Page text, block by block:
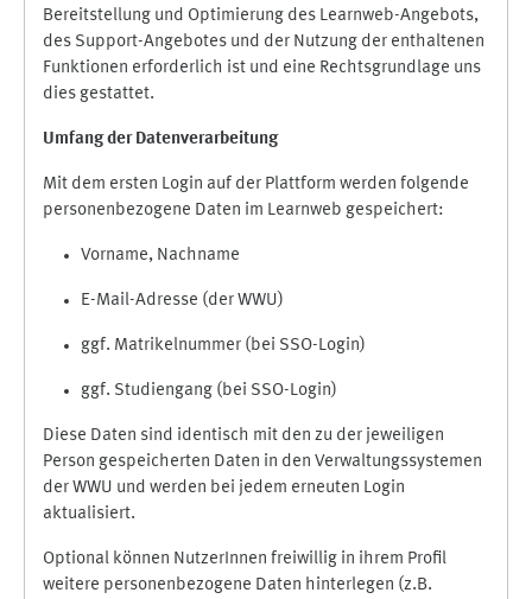
Bereitstellung und Optimierung des Learnweb-Angebots,
des Support-Angebotes und der Nutzung der enthaltenen
Funktionen erforderlich ist und eine Rechtsgrundlage uns
dies gestattet.
Umfang der Datenverarbeitung
Mit dem ersten Login auf der Plattform werden folgende
personenbezogene Daten im Learnweb gespeichert:
Vorname, Nachname
E-Mail-Adresse (der WWU)
ggf. Matrikelnummer (bei SSO-Login)
ggf. Studiengang (bei SSO-Login)
Diese Daten sind identisch mit den zu der jeweiligen
Person gespeicherten Daten in den Verwaltungssystemen
der WWU und werden bei jedem erneuten Login
aktualisiert.
Optional können NutzerInnen freiwillig in ihrem Profil
weitere personenbezogene Daten hinterlegen (z.B.